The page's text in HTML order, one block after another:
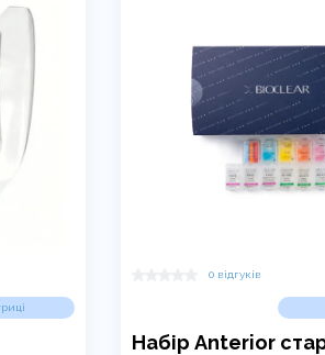
0 відгуків
Набір Anterior